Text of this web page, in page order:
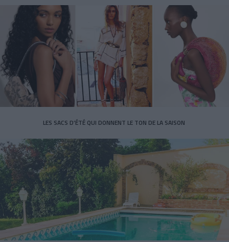
LES SACS D’ÉTÉ QUI DONNENT LE TON DE LA SAISON